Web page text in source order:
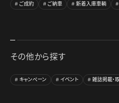
ご成約 ご納車 新着入庫車輌
その他から探す
キャンペーン イベント 雑誌掲載・